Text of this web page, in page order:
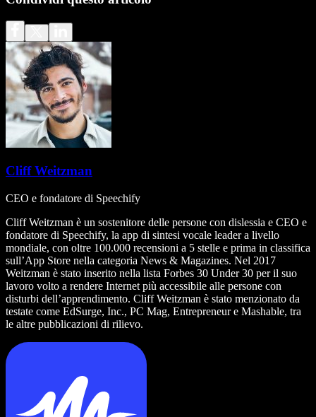
Cliff Weitzman
CEO e fondatore di Speechify
Cliff Weitzman è un sostenitore delle persone con dislessia e CEO e
fondatore di Speechify, la app di sintesi vocale leader a livello
mondiale, con oltre 100.000 recensioni a 5 stelle e prima in classifica
sull’App Store nella categoria News & Magazines. Nel 2017
Weitzman è stato inserito nella lista Forbes 30 Under 30 per il suo
lavoro volto a rendere Internet più accessibile alle persone con
disturbi dell’apprendimento. Cliff Weitzman è stato menzionato da
testate come EdSurge, Inc., PC Mag, Entrepreneur e Mashable, tra
le altre pubblicazioni di rilievo.